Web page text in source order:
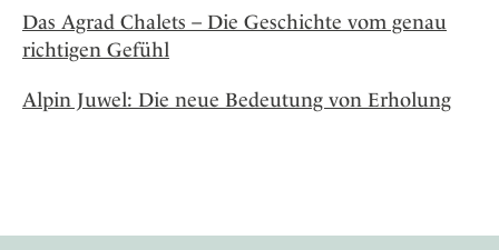
Das Agrad Chalets – Die Geschichte vom genau
richtigen Gefühl
Alpin Juwel: Die neue Bedeutung von Erholung